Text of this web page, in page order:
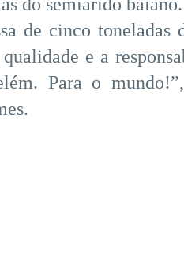
de cinco toneladas
e a
Para o